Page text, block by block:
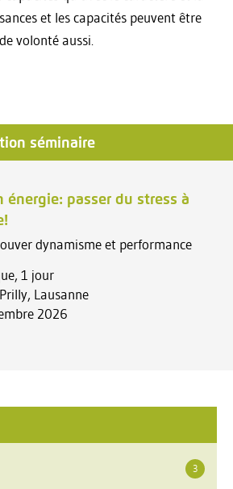
et les capacités peuvent être
volonté aussi.
séminaire
énergie: passer du stress à
dynamisme et performance
1 jour
Lausanne
2026
3